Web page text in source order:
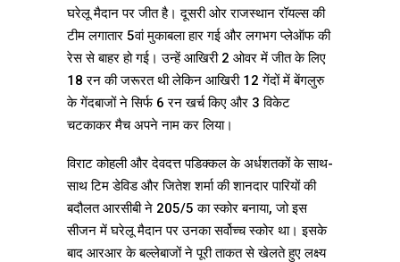
घरेलू मैदान पर जीत है। दूसरी ओर राजस्थान रॉयल्स की
टीम लगातार 5वां मुकाबला हार गई और लगभग प्लेऑफ की
रेस से बाहर हो गई। उन्हें आखिरी 2 ओवर में जीत के लिए
18 रन की जरूरत थी लेकिन आखिरी 12 गेंदों में बेंगलुरु
के गेंदबाजों ने सिर्फ 6 रन खर्च किए और 3 विकेट
चटकाकर मैच अपने नाम कर लिया।
विराट कोहली और देवदत्त पडिक्कल के अर्धशतकों के साथ-
साथ टिम डेविड और जितेश शर्मा की शानदार पारियों की
बदौलत आरसीबी ने 205/5 का स्कोर बनाया, जो इस
सीजन में घरेलू मैदान पर उनका सर्वोच्च स्कोर था। इसके
बाद आरआर के बल्लेबाजों ने पूरी ताकत से खेलते हुए लक्ष्य